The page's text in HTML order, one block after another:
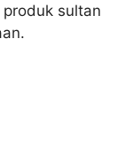
sultan